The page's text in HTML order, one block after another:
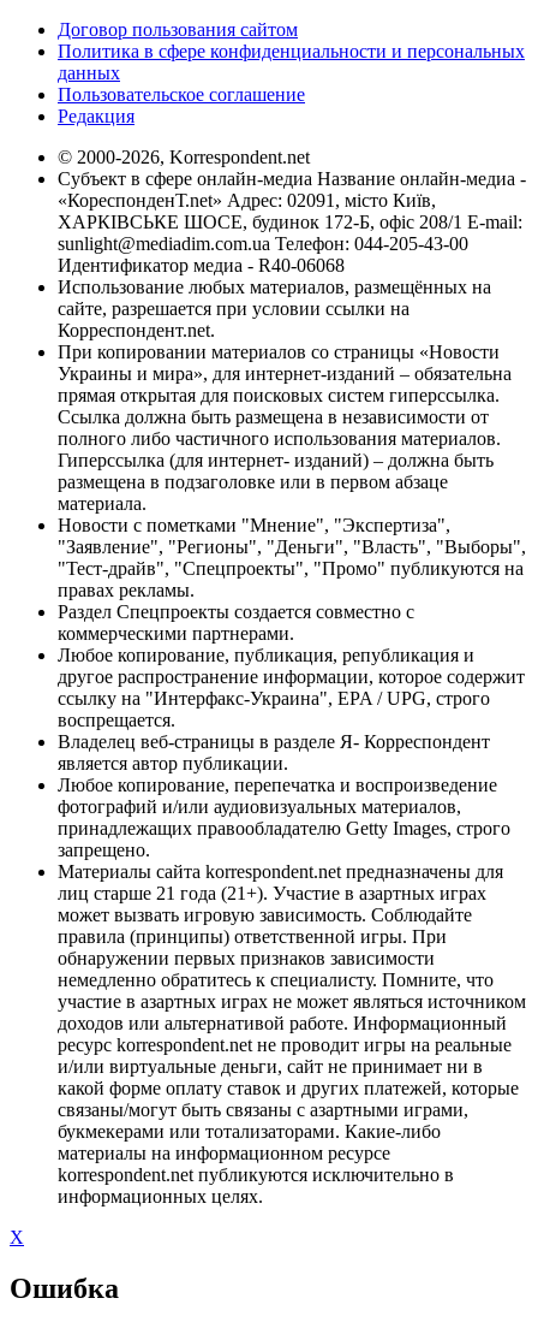
Договор пользования сайтом
Политика в сфере конфиденциальности и персональных
данных
Пользовательское соглашение
Редакция
© 2000-2026, Korrespondent.net
Субъект в сфере онлайн-медиа Название онлайн-медиа -
«КореспонденТ.net» Адрес: 02091, місто Київ,
ХАРКІВСЬКЕ ШОСЕ, будинок 172-Б, офіс 208/1 E-mail:
sunlight@mediadim.com.ua Телефон: 044-205-43-00
Идентификатор медиа - R40-06068
Использование любых материалов, размещённых на
сайте, разрешается при условии ссылки на
Корреспондент.net.
При копировании материалов со страницы «Новости
Украины и мира», для интернет-изданий – обязательна
прямая открытая для поисковых систем гиперссылка.
Ссылка должна быть размещена в независимости от
полного либо частичного использования материалов.
Гиперссылка (для интернет- изданий) – должна быть
размещена в подзаголовке или в первом абзаце
материала.
Новости с пометками "Мнение", "Экспертиза",
"Заявление", "Регионы", "Деньги", "Власть", "Выборы",
"Тест-драйв", "Спецпроекты", "Промо" публикуются на
правах рекламы.
Раздел Спецпроекты создается совместно с
коммерческими партнерами.
Любое копирование, публикация, републикация и
другое распространение информации, которое содержит
ссылку на "Интерфакс-Украина", EPA / UPG, строго
воспрещается.
Владелец веб-страницы в разделе Я- Корреспондент
является автор публикации.
Любое копирование, перепечатка и воспроизведение
фотографий и/или аудиовизуальных материалов,
принадлежащих правообладателю Getty Images, строго
запрещено.
Материалы сайта korrespondent.net предназначены для
лиц старше 21 года (21+). Участие в азартных играх
может вызвать игровую зависимость. Соблюдайте
правила (принципы) ответственной игры. При
обнаружении первых признаков зависимости
немедленно обратитесь к специалисту. Помните, что
участие в азартных играх не может являться источником
доходов или альтернативой работе. Информационный
ресурс korrespondent.net не проводит игры на реальные
и/или виртуальные деньги, сайт не принимает ни в
какой форме оплату ставок и других платежей, которые
связаны/могут быть связаны с азартными играми,
букмекерами или тотализаторами. Какие-либо
материалы на информационном ресурсе
korrespondent.net публикуются исключительно в
информационных целях.
X
Ошибка